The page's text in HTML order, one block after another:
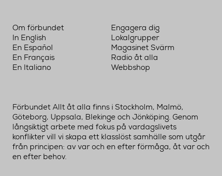
Om förbundet
In English
En Español
En Français
En Italiano
Engagera dig
Lokalgrupper
Magasinet Svärm
Radio åt alla
Webbshop
Förbundet Allt åt alla finns i Stockholm, Malmö,
Göteborg, Uppsala, Blekinge och Jönköping. Genom
långsiktigt arbete med fokus på vardagslivets
konflikter vill vi skapa ett klasslöst samhälle som utgår
från principen: av var och en efter förmåga, åt var och
en efter behov.